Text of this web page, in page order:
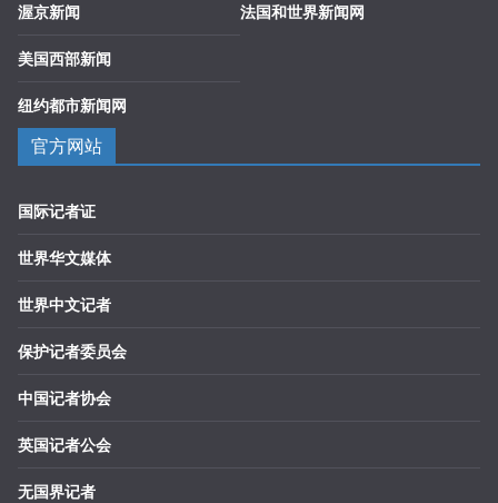
渥京新闻
美国西部新闻
纽约都市新闻网
法国和世界新闻网
官方网站
国际记者证
世界华文媒体
世界中文记者
保护记者委员会
中国记者协会
英国记者公会
无国界记者